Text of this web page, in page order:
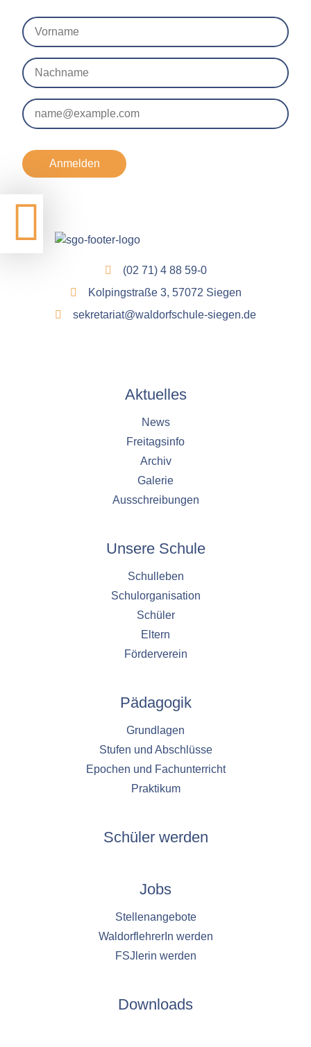
Anmelden
(02 71) 4 88 59-0
Kolpingstraße 3, 57072 Siegen
sekretariat@waldorfschule-siegen.de
Aktuelles
News
Freitagsinfo
Archiv
Galerie
Ausschreibungen
Unsere Schule
Schulleben
Schulorganisation
Schüler
Eltern
Förderverein
Pädagogik
Grundlagen
Stufen und Abschlüsse
Epochen und Fachunterricht
Praktikum
Schüler werden
Jobs
Stellenangebote
WaldorflehrerIn werden
FSJlerin werden
Downloads